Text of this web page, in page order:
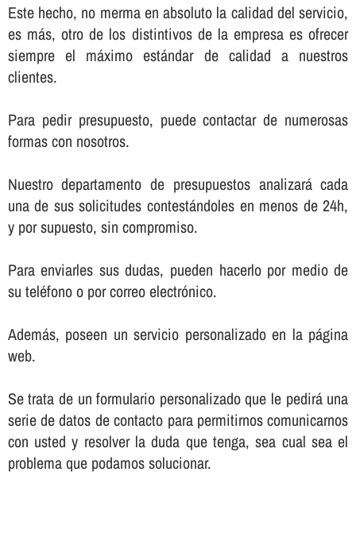
Este hecho, no merma en absoluto la calidad del servicio,
es más, otro de los distintivos de la empresa es ofrecer
siempre el máximo estándar de calidad a nuestros
clientes.
Para pedir presupuesto, puede contactar de numerosas
formas con nosotros.
Nuestro departamento de presupuestos analizará cada
una de sus solicitudes contestándoles en menos de 24h,
y por supuesto, sin compromiso.
Para enviarles sus dudas, pueden hacerlo por medio de
su teléfono o por correo electrónico.
Además, poseen un servicio personalizado en la página
web.
Se trata de un formulario personalizado que le pedirá una
serie de datos de contacto para permitirnos comunicarnos
con usted y resolver la duda que tenga, sea cual sea el
problema que podamos solucionar.